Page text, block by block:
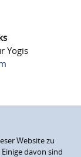
Yogis
Website zu
davon sind